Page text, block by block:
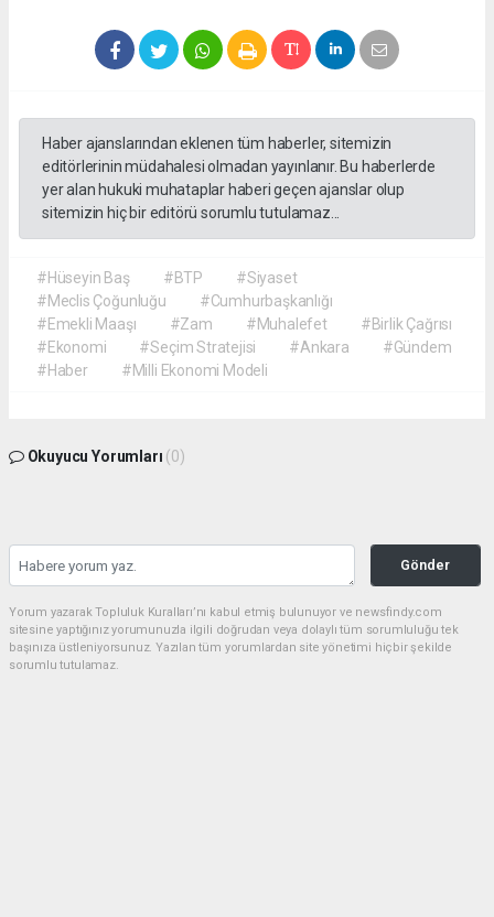
Haber ajanslarından eklenen tüm haberler, sitemizin
editörlerinin müdahalesi olmadan yayınlanır. Bu haberlerde
yer alan hukuki muhataplar haberi geçen ajanslar olup
sitemizin hiç bir editörü sorumlu tutulamaz...
#Hüseyin Baş #BTP
#Siyaset
#Meclis Çoğunluğu
#Cumhurbaşkanlığı
#Emekli Maaşı
#Zam #Muhalefet
#Birlik Çağrısı
#Ekonomi
#Seçim Stratejisi #Ankara
#Gündem
#Haber
#Milli Ekonomi Modeli
Okuyucu Yorumları (0)
Gönder
Yorum yazarak Topluluk Kuralları’nı kabul etmiş bulunuyor ve newsfindy.com
sitesine yaptığınız yorumunuzla ilgili doğrudan veya dolaylı tüm sorumluluğu tek
başınıza üstleniyorsunuz. Yazılan tüm yorumlardan site yönetimi hiçbir şekilde
sorumlu tutulamaz.